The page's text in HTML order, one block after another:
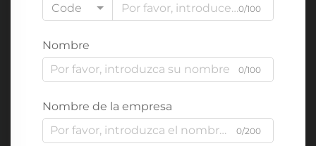
Code
0/100
Nombre
0/100
Nombre de la empresa
0/200